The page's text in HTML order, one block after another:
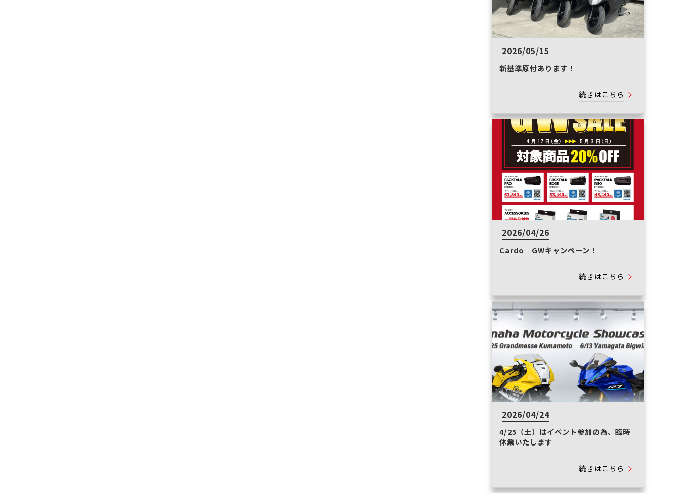
2026/05/15
新基準原付あります！
続きはこちら
2026/04/26
Cardo GWキャンペーン！
続きはこちら
2026/04/24
4/25（土）はイベント参加の為、臨時
休業いたします
続きはこちら